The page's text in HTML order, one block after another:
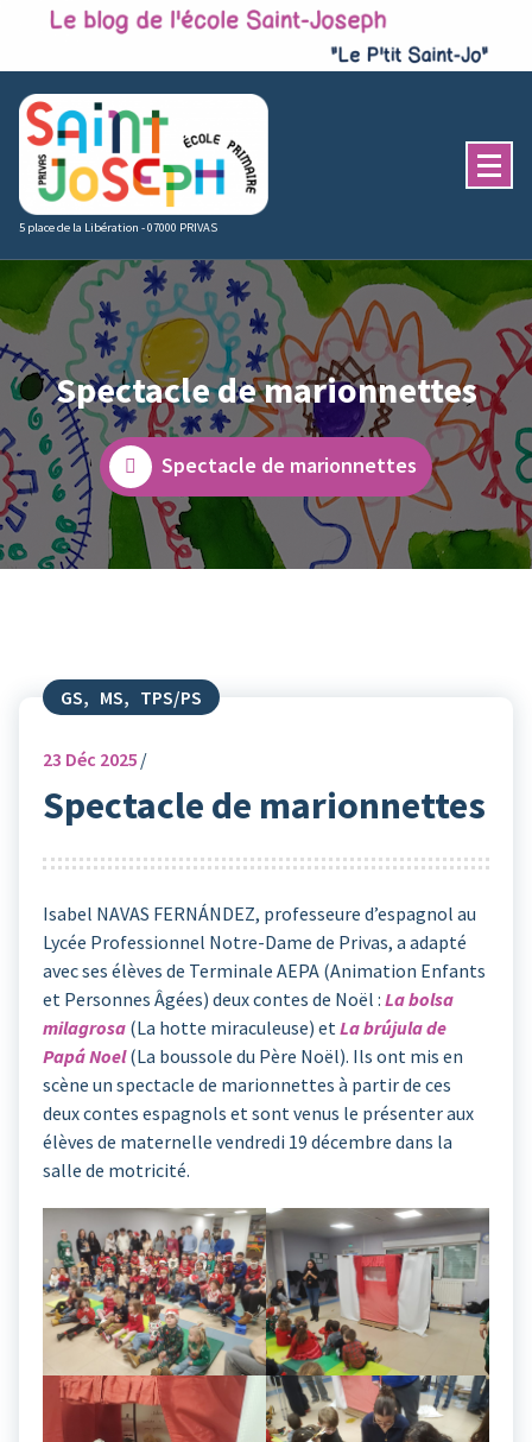
content
5 place de la Libération - 07000 PRIVAS
Spectacle de marionnettes
Spectacle de marionnettes
GS, MS, TPS/PS
23 Déc 2025
Spectacle de marionnettes
Isabel NAVAS FERNÁNDEZ, professeure d’espagnol au
Lycée Professionnel Notre-Dame de Privas, a adapté
avec ses élèves de Terminale AEPA (Animation Enfants
et Personnes Âgées) deux contes de Noël : La bolsa
milagrosa (La hotte miraculeuse) et La brújula de
Papá Noel(La boussole du Père Noël). Ils ont mis en
scène un spectacle de marionnettes à partir de ces
deux contes espagnols et sont venus le présenter aux
élèves de maternelle vendredi 19 décembre dans la
salle de motricité.